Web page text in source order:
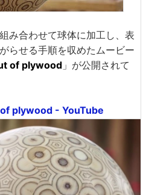
み合わせて球体に加工し、表
らせる手順を収めたムービー
of plywood 」が公開されて
plywood - YouTube